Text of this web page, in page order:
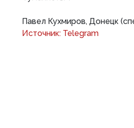
Павел Кухмиров, Донецк
Источник: Telegram